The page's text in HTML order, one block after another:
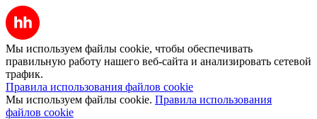
Мы используем файлы cookie, чтобы обеспечивать
правильную работу нашего веб-сайта и анализировать сетевой
трафик.
Правила использования файлов cookie
Мы используем файлы cookie. Правила использования
файлов cookie